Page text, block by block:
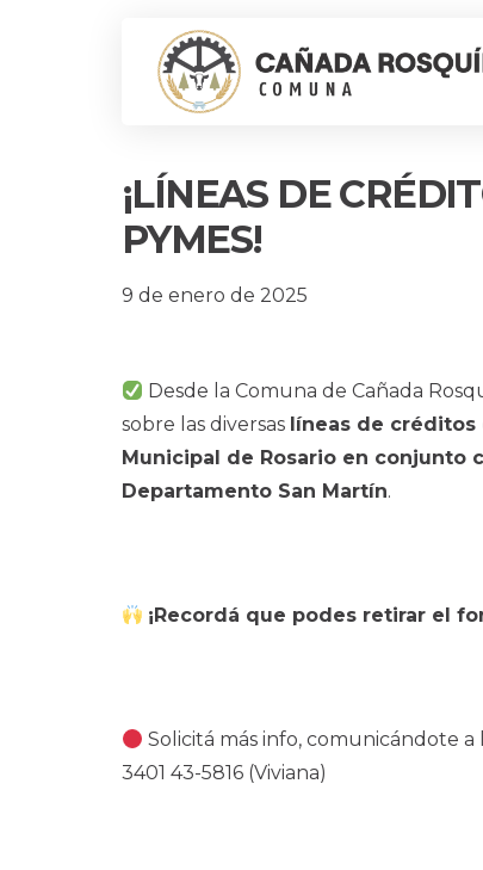
¡LÍNEAS DE
PYMES!
9 de enero de 2025
Desde la Comuna de Cañada
sobre las diversas líneas de
Municipal de Rosario en conjunto
Departamento San Martín.
¡Recordá que podes retirar el
Solicitá más info, comunicándote a
3401 43-5816 (Viviana)